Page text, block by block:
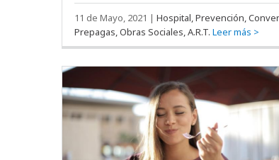
11 de Mayo, 2021 |Hospital, Prevención,
Prepagas, Obras Sociales, A.R.T. Leer más >